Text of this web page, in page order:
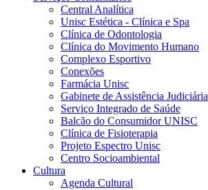
Central Analítica
Unisc Estética - Clínica e Spa
Clínica de Odontologia
Clínica do Movimento Humano
Complexo Esportivo
Conexões
Farmácia Unisc
Gabinete de Assistência Judiciária
Serviço Integrado de Saúde
Balcão do Consumidor UNISC
Clínica de Fisioterapia
Projeto Espectro Unisc
Centro Socioambiental
Cultura
Agenda Cultural